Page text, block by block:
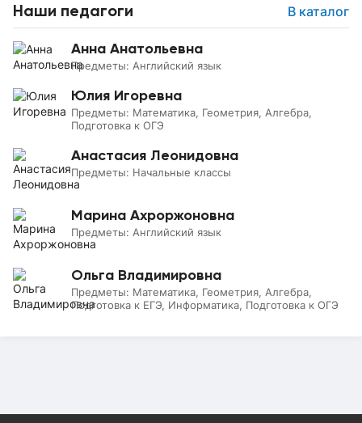
Наши педагоги В каталог
Анна Анатольевна
Предметы: Английский язык
Юлия Игоревна
Предметы: Математика, Геометрия, Алгебра,
Подготовка к ОГЭ
Анастасия Леонидовна
Предметы: Начальные классы
Марина Ахроржоновна
Предметы: Английский язык
Ольга Владимировна
Предметы: Математика, Геометрия, Алгебра,
Подготовка к ЕГЭ, Информатика, Подготовка к ОГЭ